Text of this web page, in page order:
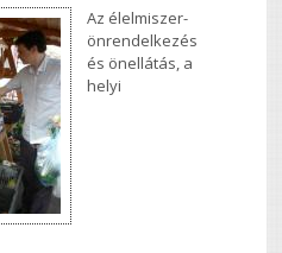
Az élelmiszer-
önrendelkezés
és önellátás, a
helyi